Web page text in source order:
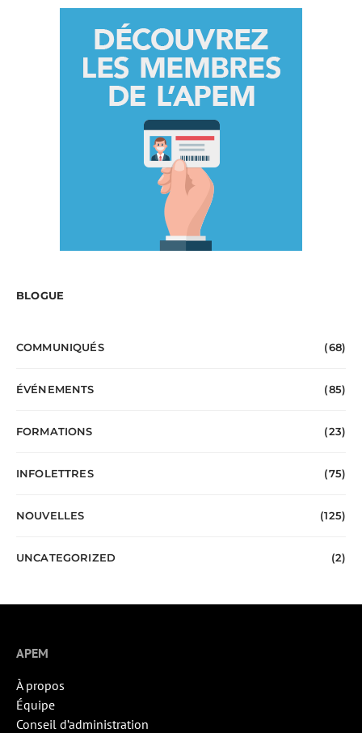
BLOGUE
COMMUNIQUÉS (68)
ÉVÉNEMENTS (85)
FORMATIONS (23)
INFOLETTRES (75)
NOUVELLES (125)
UNCATEGORIZED (2)
APEM
À propos
Équipe
Conseil d’administration